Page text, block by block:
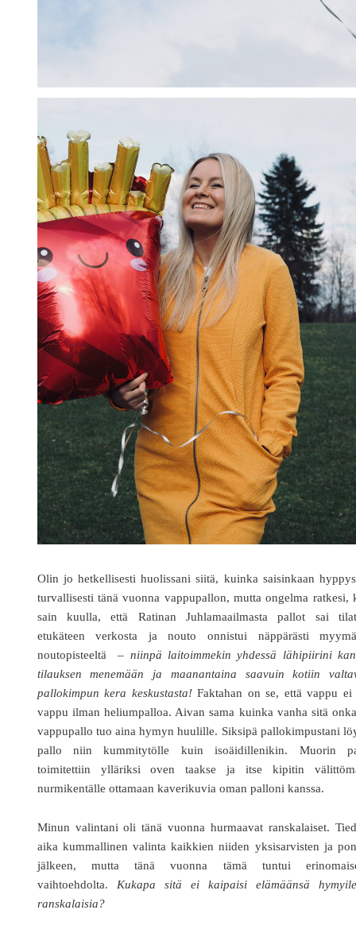
Olin jo hetkellisesti huolissani siitä, kuinka saisinkaan
turvallisesti tänä vuonna vappupallon, mutta ongelma ratkesi,
sain kuulla, että Ratinan Juhlamaailmasta pallot sai
etukäteen verkosta ja nouto onnistui näppärästi
noutopisteeltä – niinpä laitoimmekin yhdessä lähipiirini
tilauksen menemään ja maanantaina saavuin kotiin
pallokimpun kera keskustasta!Faktahan on se, että vappu ei
vappu ilman heliumpalloa. Aivan sama kuinka vanha sitä
vappupallo tuo aina hymyn huulille. Siksipä pallokimpustani
pallo niin kummitytölle kuin isoäidillenikin. Muorin
toimitettiin ylläriksi oven taakse ja itse kipitin
nurmikentälle ottamaan kaverikuvia oman palloni kanssa.
Minun valintani oli tänä vuonna hurmaavat ranskalaiset.
aika kummallinen valinta kaikkien niiden yksisarvisten ja
jälkeen, mutta tänä vuonna tämä tuntui
vaihtoehdolta. Kukapa sitä ei kaipaisi elämäänsä
ranskalaisia?